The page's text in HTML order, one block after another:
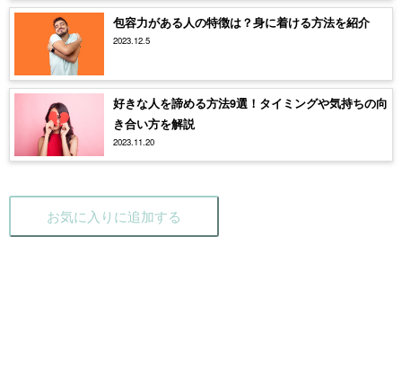
包容力がある人の特徴は？身に着ける方法を紹介
2023.12.5
好きな人を諦める方法9選！タイミングや気持ちの向
き合い方を解説
2023.11.20
お気に入りに追加する